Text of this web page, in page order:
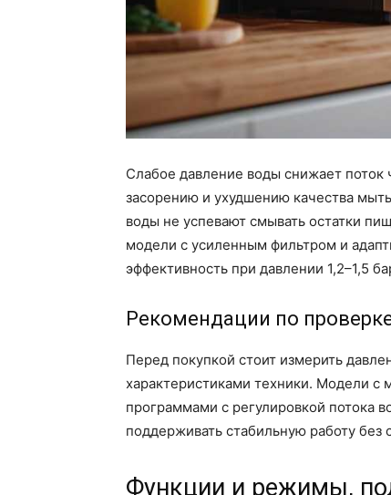
Слабое давление воды снижает
засорению и ухудшению качества
воды не успевают смывать остатки
модели с усиленным фильтром и
эффективность при давлении 1,2–1,5
Рекомендации по
Перед покупкой стоит измерить
характеристиками техники. Модели с
программами с регулировкой потока
поддерживать стабильную работу без
Функции и режимы,